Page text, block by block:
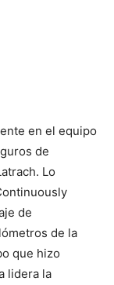
en el equipo
de
Lo
de
de la
que hizo
lidera la